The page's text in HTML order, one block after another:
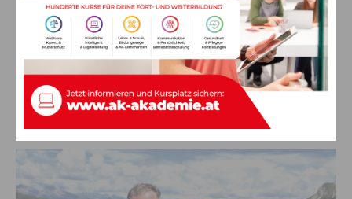
Mitglied im Medizinausschuss des Deutschen
Wissenschaftsrates, der Russischen Akademie der
Wissenschaften, im Board der Tel Aviv Universität und habe
wesentliche Teile meines Berufswegs in Schweden und in den
USA verbracht. So hatte und habe ich auch immer das große
„Privileg“, viele weltberühmte ForscherInnen und
MedizinerInnen persönlich sehr gut kennenlernen und mit